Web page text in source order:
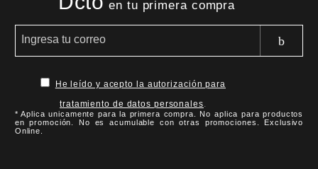
en tu primera compra
He leído y acepto la autorización para
tratamiento de datos personales.
* Aplica unicamente para la primera compra. No aplica para productos
en promoción. No es acumulable con otras promociones. Exclusivo
Online.